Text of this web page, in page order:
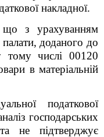
накладної.
з урахуванням
доданого до
числі 00120
в матеріальній
податкової
господарських
не підтверджує